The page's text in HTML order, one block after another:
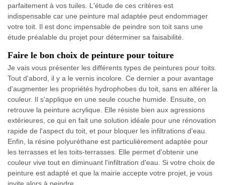
parfaitement à vos tuiles. L'étude de ces critères est
indispensable car une peinture mal adaptée peut endommager
votre toit. Il est donc impensable de peindre son toit sans une
étude préalable du projet pour déterminer sa faisabilité.
Faire le bon choix de peinture pour toiture
Je vais vous présenter les différents types de peintures pour toits.
Tout d'abord, il y a le vernis incolore. Ce dernier a pour avantage
d'augmenter les propriétés hydrophobes du toit, sans en altérer la
couleur. Il s'applique en une seule couche humide. Ensuite, on
retrouve la peinture acrylique. Elle résiste bien aux agressions
extérieures, ce qui en fait une solution idéale pour une rénovation
rapide de l'aspect du toit, et pour bloquer les infiltrations d'eau.
Enfin, la résine polyuréthane est particulièrement adaptée pour
les terrasses et les toits-terrasses. Elle permet d'obtenir une
couleur vive tout en diminuant l'infiltration d'eau. Si votre choix de
peinture est adapté et que la mairie accepte votre projet, je vous